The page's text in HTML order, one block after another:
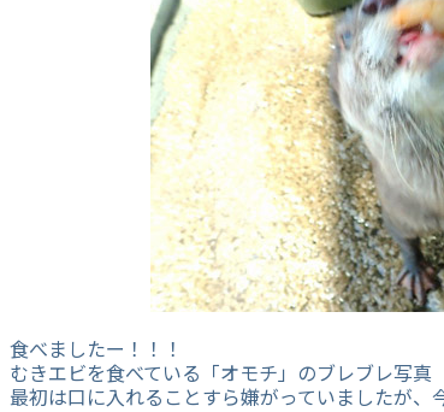
食べましたー！！！
むきエビを食べている「オモチ」のブレブレ写真
最初は口に入れることすら嫌がっていましたが、